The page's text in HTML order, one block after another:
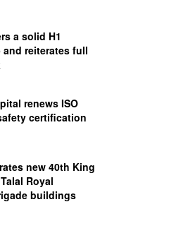
a solid H1
and reiterates full
renews ISO
certification
new 40th King
Royal
buildings